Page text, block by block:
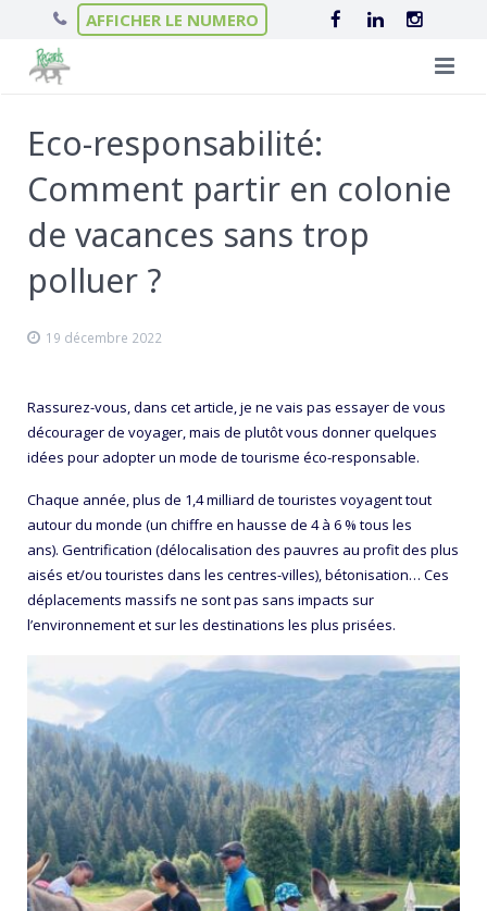
AFFICHER LE NUMERO
L’équipe Regards
Le projet éducatif
Séjours linguistiques
Scolarité en Irlande
Colonies de vacances
Colonies de vacances éco-responsables
Infos pratiques
Nos hébergements
Nos Collèges en Irlande
Villes d’accueil en Irlande
Actualités
Eco-responsabilité:
Comment partir en colonie
de vacances sans trop
polluer ?
19 décembre 2022
Rassurez-vous, dans cet article, je ne vais pas essayer de vous
décourager de voyager, mais de plutôt vous donner quelques
idées pour adopter un mode de tourisme éco-responsable.
Chaque année, plus de 1,4 milliard de touristes voyagent tout
autour du monde (un chiffre en hausse de 4 à 6 % tous les
ans). Gentrification (délocalisation des pauvres au profit des plus
aisés et/ou touristes dans les centres-villes), bétonisation… Ces
déplacements massifs ne sont pas sans impacts sur
l’environnement et sur les destinations les plus prisées.